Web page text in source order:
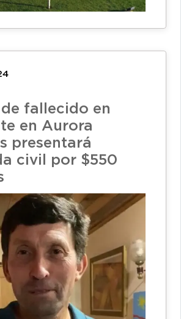
fallecido en
en Aurora
presentará
civil por $550